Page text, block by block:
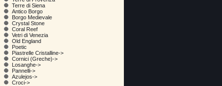
Terre di Siena
Antico Borgo
Borgo Medievale
Crystal Stone
Coral Reef
Vetri di Venezia
Old England
Poetic
Piastrelle Cristalline->
Cornici (Greche)->
Losanghe->
Pannelli->
Azulejos->
Croci->